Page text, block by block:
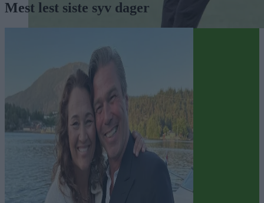
Mest lest siste syv dager